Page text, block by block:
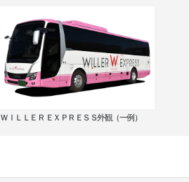
ＷＩＬＬＥＲ ＥＸＰＲＥＳＳ外観（一例）